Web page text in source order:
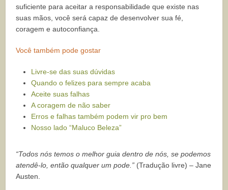
suficiente para aceitar a responsabilidade que existe nas
suas mãos, você será capaz de desenvolver sua fé,
coragem e autoconfiança.
Você também pode gostar
Livre-se das suas dúvidas
Quando o felizes para sempre acaba
Aceite suas falhas
A coragem de não saber
Erros e falhas também podem vir pro bem
Nosso lado “Maluco Beleza”
“Todos nós temos o melhor guia dentro de nós, se podemos
atendê-lo, então qualquer um pode.” (Tradução livre) –Jane
Austen.